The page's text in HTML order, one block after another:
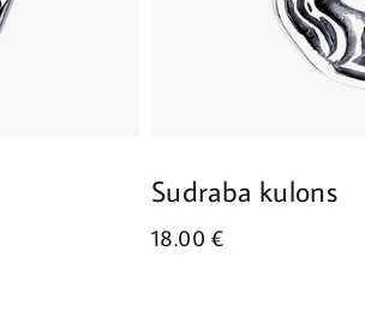
Sudraba kulons
18.00€